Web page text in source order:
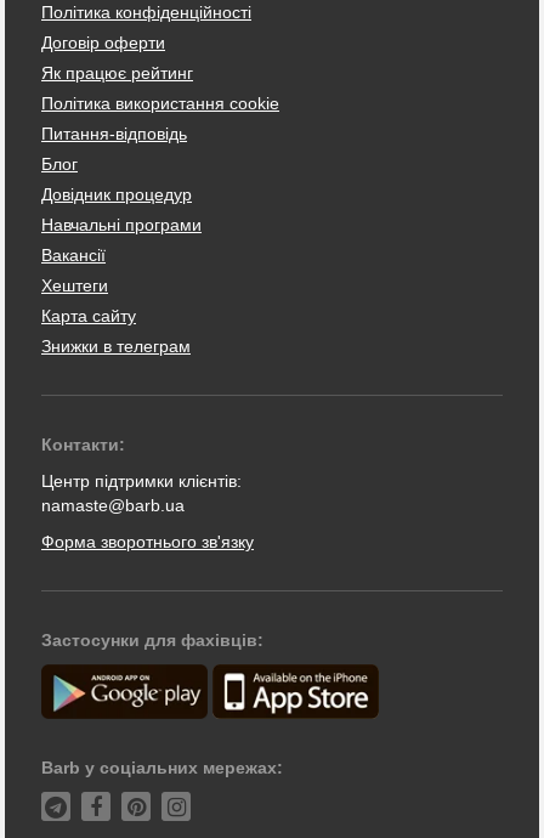
Політика конфіденційності
Договір оферти
Як працює рейтинг
Політика використання cookie
Питання-відповідь
Блог
Довідник процедур
Навчальні програми
Вакансії
Хештеги
Карта сайту
Знижки в телеграм
Контакти:
Центр підтримки клієнтів:
namaste@barb.ua
Форма зворотнього зв'язку
Застосунки для фахівців:
Barb у соціальних мережах: